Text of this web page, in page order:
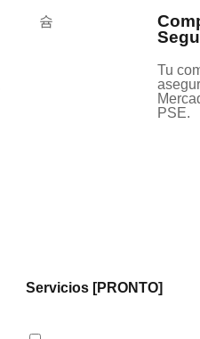
Tu
PSE.
Servicios [PRONTO]